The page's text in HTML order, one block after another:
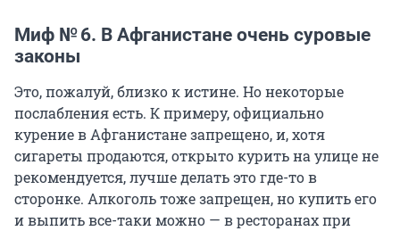
Миф № 6. В Афганистане очень суровые
законы
Это, пожалуй, близко к истине. Но некоторые
послабления есть. К примеру, официально
курение в Афганистане запрещено, и, хотя
сигареты продаются, открыто курить на улице не
рекомендуется, лучше делать это где-то в
сторонке. Алкоголь тоже запрещен, но купить его
и выпить все-таки можно — в ресторанах при